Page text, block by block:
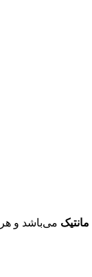
مانتیک می‌باشد و هر